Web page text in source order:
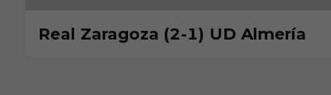
Real Zaragoza (2-1) UD Almería